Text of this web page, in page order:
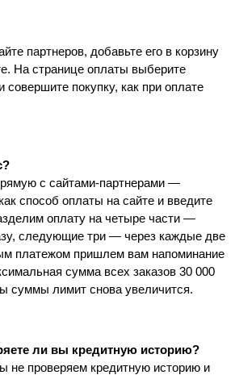
партнеров, добавьте его в корзину
На странице оплаты выберите
покупку, как при оплате
с сайтами-партнерами —
способ оплаты на сайте и введите
оплату на четыре части —
следующие три — через каждые две
платежом пришлем вам напоминание
сумма всех заказов 30 000
суммы лимит снова увеличится.
ли вы кредитную историю?
не проверяем кредитную историю и